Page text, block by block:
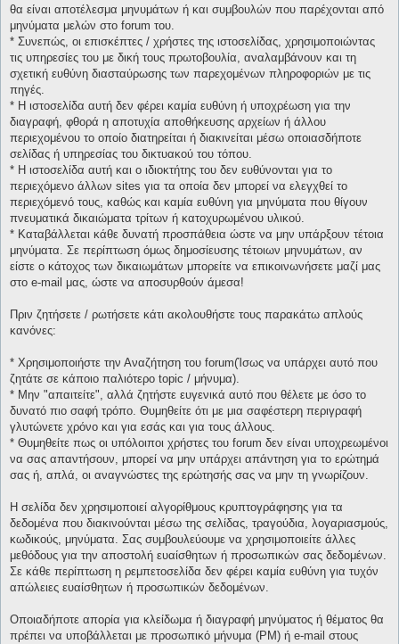
θα είναι αποτέλεσμα μηνυμάτων ή και συμβουλών που παρέχονται από
μηνύματα μελών στο forum του.
* Συνεπώς, οι επισκέπτες / χρήστες της ιστοσελίδας, χρησιμοποιώντας
τις υπηρεσίες του με δική τους πρωτοβουλία, αναλαμβάνουν και τη
σχετική ευθύνη διασταύρωσης των παρεχομένων πληροφοριών με τις
πηγές.
* H ιστοσελίδα αυτή δεν φέρει καμία ευθύνη ή υποχρέωση για την
διαγραφή, φθορά η αποτυχία αποθήκευσης αρχείων ή άλλου
περιεχομένου το οποίο διατηρείται ή διακινείται μέσω οποιασδήποτε
σελίδας ή υπηρεσίας του δικτυακού του τόπου.
* H ιστοσελίδα αυτή και ο ιδιοκτήτης του δεν ευθύνονται για το
περιεχόμενο άλλων sites για τα οποία δεν μπορεί να ελεγχθεί το
περιεχόμενό τους, καθώς και καμία ευθύνη για μηνύματα που θίγουν
πνευματικά δικαιώματα τρίτων ή κατοχυρωμένου υλικού.
* Καταβάλλεται κάθε δυνατή προσπάθεια ώστε να μην υπάρξουν τέτοια
μηνύματα. Σε περίπτωση όμως δημοσίευσης τέτοιων μηνυμάτων, αν
είστε ο κάτοχος των δικαιωμάτων μπορείτε να επικοινωνήσετε μαζί μας
στο e-mail μας, ώστε να αποσυρθούν άμεσα!
Πριν ζητήσετε / ρωτήσετε κάτι ακολουθήστε τους παρακάτω απλούς
κανόνες:
* Χρησιμοποιήστε την Αναζήτηση του forum(Ίσως να υπάρχει αυτό που
ζητάτε σε κάποιο παλιότερο topic / μήνυμα).
* Μην "απαιτείτε", αλλά ζητήστε ευγενικά αυτό που θέλετε με όσο το
δυνατό πιο σαφή τρόπο. Θυμηθείτε ότι με μια σαφέστερη περιγραφή
γλυτώνετε χρόνο και για εσάς και για τους άλλους.
* Θυμηθείτε πως οι υπόλοιποι χρήστες του forum δεν είναι υποχρεωμένοι
να σας απαντήσουν, μπορεί να μην υπάρχει απάντηση για το ερώτημά
σας ή, απλά, οι αναγνώστες της ερώτησής σας να μην τη γνωρίζουν.
Η σελίδα δεν χρησιμοποιεί αλγορίθμους κρυπτογράφησης για τα
δεδομένα που διακινούνται μέσω της σελίδας, τραγούδια, λογαριασμούς,
κωδικούς, μηνύματα. Σας συμβουλεύουμε να χρησιμοποιείτε άλλες
μεθόδους για την αποστολή ευαίσθητων ή προσωπικών σας δεδομένων.
Σε κάθε περίπτωση η ρεμπετοσελίδα δεν φέρει καμία ευθύνη για τυχόν
απώλειες ευαίσθητων ή προσωπικών δεδομένων.
Οποιαδήποτε απορία για κλείδωμα ή διαγραφή μηνύματος ή θέματος θα
πρέπει να υποβάλλεται με προσωπικό μήνυμα (PM) ή e-mail στους